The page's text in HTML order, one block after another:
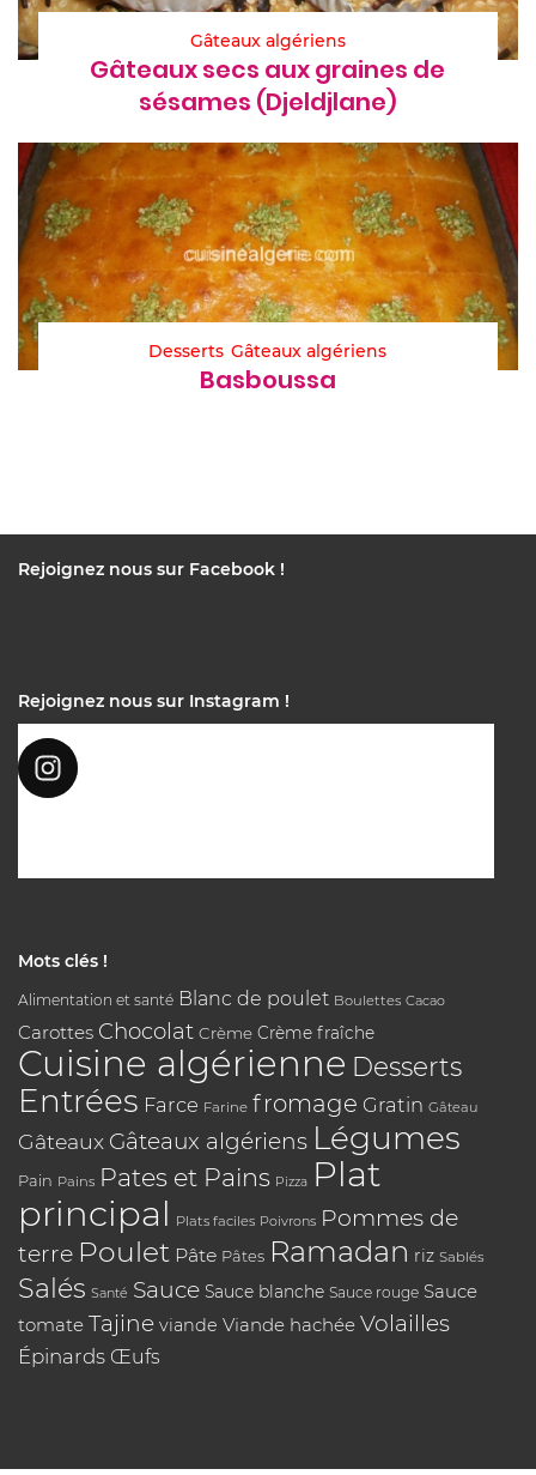
Gâteaux algériens
Gâteaux secs aux graines de
sésames (Djeldjlane)
Desserts Gâteaux algériens
Basboussa
Rejoignez nous sur Facebook !
Rejoignez nous sur Instagram !
Mots clés !
Alimentation et santé Blanc de poulet Boulettes Cacao
Carottes Chocolat Crème Crème fraîche
Cuisine algérienne Desserts
Entrées Farce Farine fromage Gratin Gâteau
Gâteaux Gâteaux algériens Légumes
Pain Pains Pates et Pains Pizza Plat
principal Plats faciles Poivrons Pommes de
terre Poulet Pâte Pâtes Ramadan riz Sablés
Salés Santé Sauce Sauce blanche Sauce rouge Sauce
tomate Tajine viande Viande hachée Volailles
Épinards Œufs